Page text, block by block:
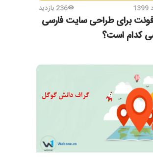
236 بازدید
برای طراحی سایت فارسی
کدام است؟